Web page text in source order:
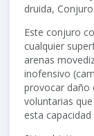
druida,
Este conjuro
cualquier
arenas
inofensivo
provocar daño
voluntarias
esta